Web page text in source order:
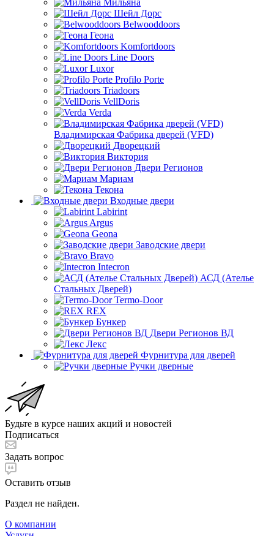
Шейл Дорс
Belwooddoors
Геона
Komfortdoors
Line Doors
Luxor
Profilo Porte
Triadoors
VellDoris
Verda
Владимирская Фабрика дверей (VFD)
Дворецкий
Виктория
Двери Регионов
Мариам
Текона
Входные двери
Labirint
Argus
Geona
Заводские двери
Bravo
Intecron
АСД (Ателье
Стальных Дверей)
Termo-Door
REX
Бункер
Двери Регионов ВД
Лекс
Фурнитура для дверей
Ручки дверные
Будьте в курсе наших акций и новостей
Подписаться
Задать вопрос
Оставить отзыв
Раздел не найден.
О компании